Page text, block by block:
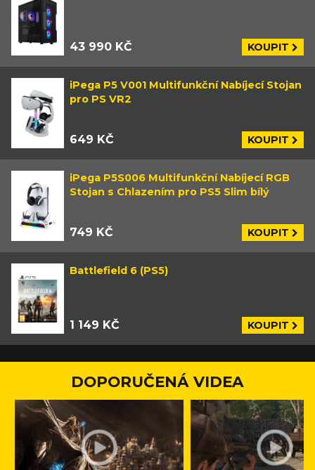
43 990 KČ KOUPIT
iPega P5 V001 Multifunkční Nabíjecí Stojan
pro PS VR2
649 KČ KOUPIT
iPega P5S006 Multifunkční Nabíjecí RGB
Stojan s Chlazením pro PS5 Slim bílý
749 KČ KOUPIT
Battlefield 6 (PS5)
1 149 KČ KOUPIT
DOPORUČENÁ VIDEA